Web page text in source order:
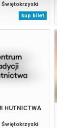
Świętokrzyski
kup bilet
HUTNICTWA
Świętokrzyski